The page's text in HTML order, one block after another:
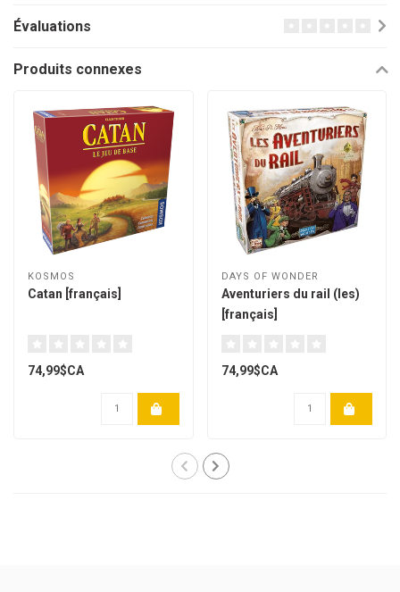
Évaluations
Produits connexes
KOSMOS
Catan [français]
74,99$CA
DAYS OF WONDER
Aventuriers du rail (les)
[français]
74,99$CA